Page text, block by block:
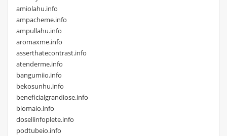
amiolahu.info
ampacheme.info
ampullahu.info
aromaxme.info
asserthatecontrast.info
atenderme.info
bangumiio.info
bekosunhu.info
beneficialgrandiose.info
blomaio.info
dosellinfoplete.info
podtubeio.info